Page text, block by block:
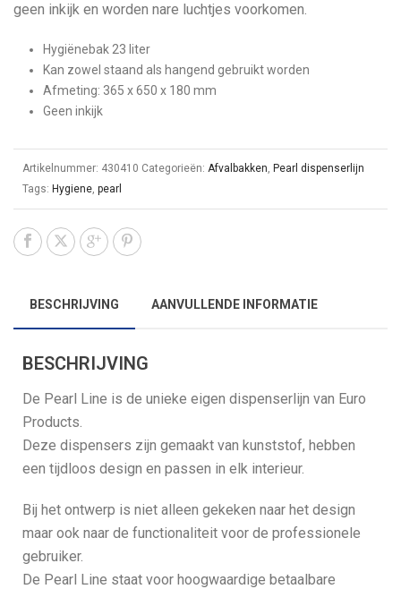
geen inkijk en worden nare luchtjes voorkomen.
Hygiënebak 23 liter
Kan zowel staand als hangend gebruikt worden
Afmeting: 365 x 650 x 180 mm
Geen inkijk
Artikelnummer: 430410 Categorieën: Afvalbakken, Pearl dispenserlijn
Tags: Hygiene, pearl
BESCHRIJVING AANVULLENDE INFORMATIE
BESCHRIJVING
De Pearl Line is de unieke eigen dispenserlijn van Euro
Products.
Deze dispensers zijn gemaakt van kunststof, hebben
een tijdloos design en passen in elk interieur.
Bij het ontwerp is niet alleen gekeken naar het design
maar ook naar de functionaliteit voor de professionele
gebruiker.
De Pearl Line staat voor hoogwaardige betaalbare